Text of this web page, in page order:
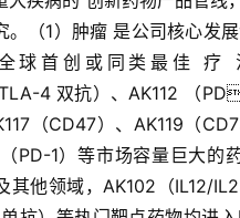
（1）肿瘤 是公司核心发展
球首创或同类最佳 疗
4 双抗）、AK112 （
（CD47）、AK119（
PD-1）等市场容量巨大的
其他领域，AK102（IL12/